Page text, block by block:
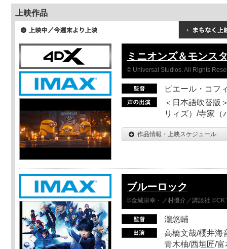
上映作品
ミニオンズ＆モンス
© Universal Studios. All Rights
ピエール・コフ
＜日本語吹替版
リィズ）/寺家（
作品情報・上映スケジュール
ブルーロック
©金城宗幸・ノ村優介／講談社 ©CK
瀧悠輔
高橋文哉/櫻井海
青木柚/西垣匠/